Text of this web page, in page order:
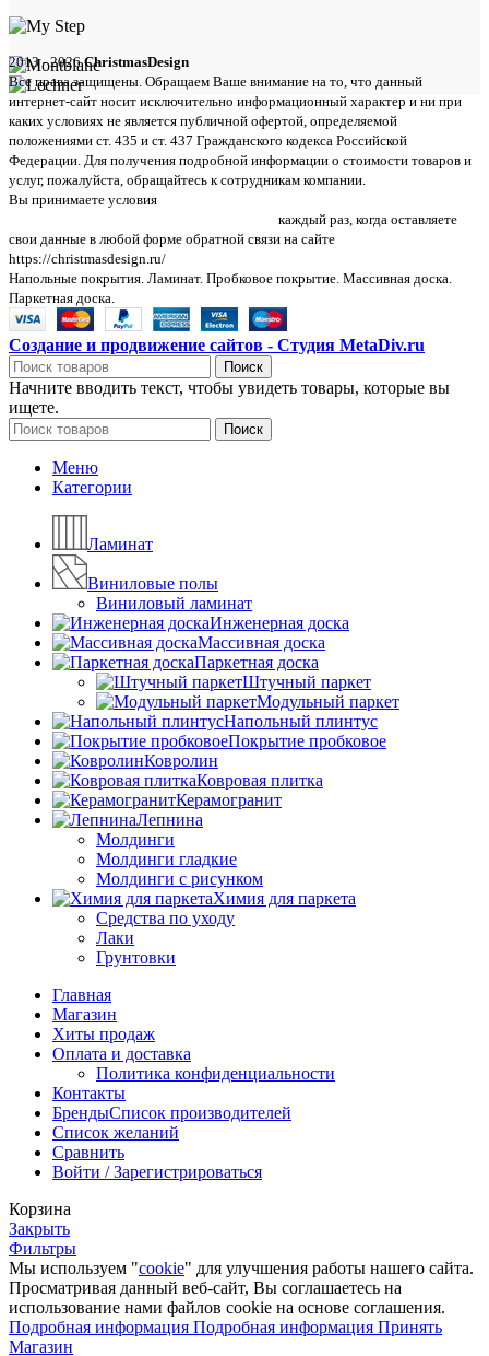
2013 - 2026ChristmasDesign
Все права защищены. Обращаем Ваше внимание на то, что данный
интернет-сайт носит исключительно информационный характер и ни при
каких условиях не является публичной офертой, определяемой
положениями ст. 435 и ст. 437 Гражданского кодекса Российской
Федерации. Для получения подробной информации о стоимости товаров и
услуг, пожалуйста, обращайтесь к сотрудникам компании.
Вы принимаете условия
каждый раз, когда оставляете
свои данные в любой форме обратной связи на сайте
https://christmasdesign.ru/
Напольные покрытия. Ламинат. Пробковое покрытие. Массивная доска.
Паркетная доска.
Создание и продвижение сайтов - Студия MetaDiv.ru
Поиск
Начните вводить текст, чтобы увидеть товары, которые вы
ищете.
Поиск
Меню
Категории
Ламинат
Виниловые полы
Виниловый ламинат
Инженерная доска
Массивная доска
Паркетная доска
Штучный паркет
Модульный паркет
Напольный плинтус
Покрытие пробковое
Ковролин
Ковровая плитка
Керамогранит
Лепнина
Молдинги
Молдинги гладкие
Молдинги с рисунком
Химия для паркета
Средства по уходу
Лаки
Грунтовки
Главная
Магазин
Хиты продаж
Оплата и доставка
Политика конфиденциальности
Контакты
БрендыСписок производителей
Список желаний
Сравнить
Войти / Зарегистрироваться
Корзина
Закрыть
Фильтры
Мы используем "cookie" для улучшения работы нашего сайта.
Просматривая данный веб-сайт, Вы соглашаетесь на
использование нами файлов cookie на основе соглашения.
Подробная информация Подробная информация Принять
Магазин